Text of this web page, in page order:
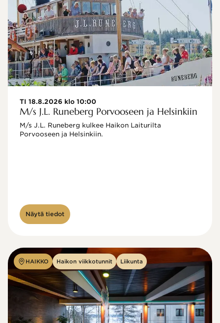
TI 18.8.2026 klo 10:00
M/s J.L. Runeberg Porvooseen ja Helsinkiin
M/s J.L. Runeberg kulkee Haikon Laiturilta
Porvooseen ja Helsinkiin.
Näytä tiedot
HAIKKO Haikon viikkotunnit Liikunta